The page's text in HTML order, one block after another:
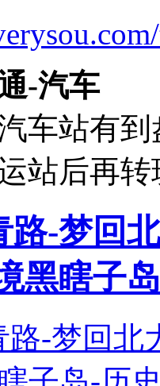
-汽车
车站有
站后再
路-梦回
黑瞎子岛